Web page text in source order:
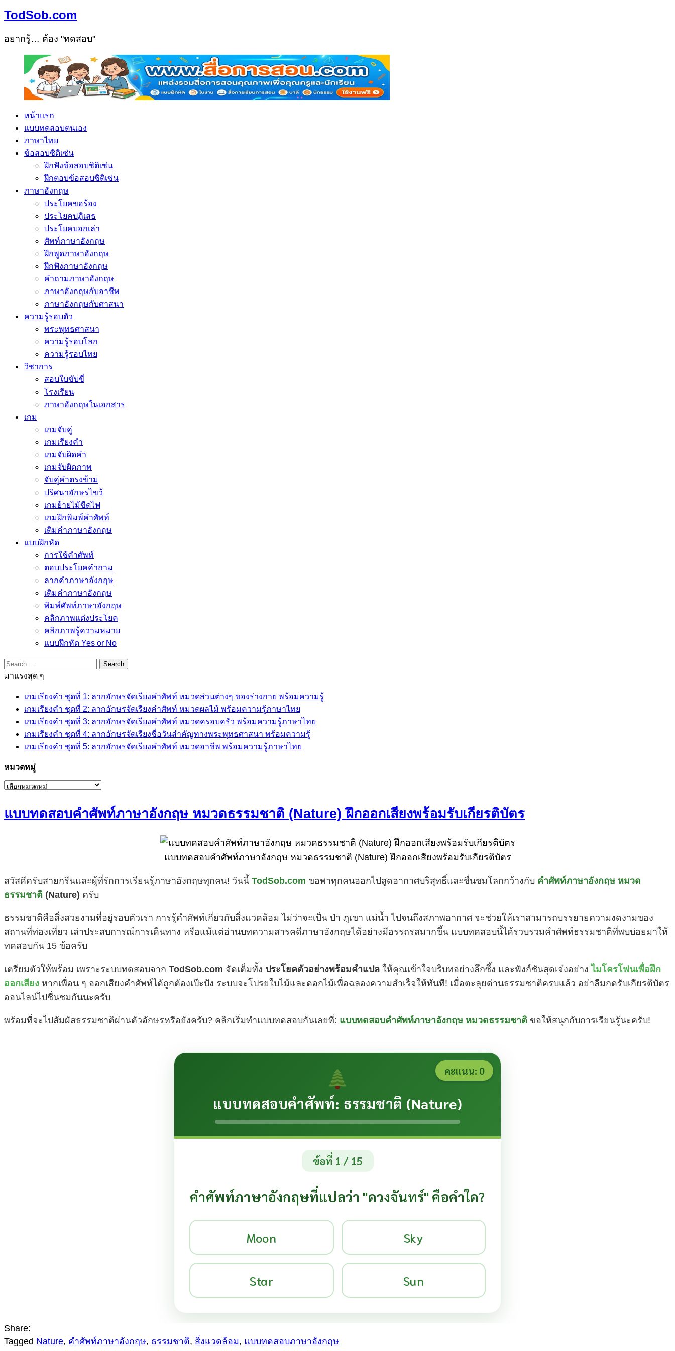
TodSob.com
อยากรู้… ต้อง "ทดสอบ"
หน้าแรก
แบบทดสอบตนเอง
ภาษาไทย
ข้อสอบซิติเซ่น
ฝึกฟังข้อสอบซิติเซ่น
ฝึกตอบข้อสอบซิติเซ่น
ภาษาอังกฤษ
ประโยคขอร้อง
ประโยคปฏิเสธ
ประโยคบอกเล่า
ศัพท์ภาษาอังกฤษ
ฝึกพูดภาษาอังกฤษ
ฝึกฟังภาษาอังกฤษ
คำถามภาษาอังกฤษ
ภาษาอังกฤษกับอาชีพ
ภาษาอังกฤษกับศาสนา
ความรู้รอบตัว
พระพุทธศาสนา
ความรู้รอบโลก
ความรู้รอบไทย
วิชาการ
สอบใบขับขี่
โรงเรียน
ภาษาอังกฤษในเอกสาร
เกม
เกมจับคู่
เกมเรียงคำ
เกมจับผิดคำ
เกมจับผิดภาพ
จับคู่คำตรงข้าม
ปริศนาอักษรไขว้
เกมย้ายไม้ขีดไฟ
เกมฝึกพิมพ์คำศัพท์
เติมคำภาษาอังกฤษ
แบบฝึกหัด
การใช้คำศัพท์
ตอบประโยคคำถาม
ลากคำภาษาอังกฤษ
เติมคำภาษาอังกฤษ
พิมพ์ศัพท์ภาษาอังกฤษ
คลิกภาพแต่งประโยค
คลิกภาพรู้ความหมาย
แบบฝึกหัด Yes or No
Search
for:
มาแรงสุด ๆ
เกมเรียงคำ ชุดที่ 1: ลากอักษรจัดเรียงคำศัพท์ หมวดส่วนต่างๆ ของร่างกาย พร้อมความรู้
เกมเรียงคำ ชุดที่ 2: ลากอักษรจัดเรียงคำศัพท์ หมวดผลไม้ พร้อมความรู้ภาษาไทย
เกมเรียงคำ ชุดที่ 3: ลากอักษรจัดเรียงคำศัพท์ หมวดครอบครัว พร้อมความรู้ภาษาไทย
เกมเรียงคำ ชุดที่ 4: ลากอักษรจัดเรียงชื่อวันสำคัญทางพระพุทธศาสนา พร้อมความรู้
เกมเรียงคำ ชุดที่ 5: ลากอักษรจัดเรียงคำศัพท์ หมวดอาชีพ พร้อมความรู้ภาษาไทย
หมวดหมู่
หมวด
แบบทดสอบคำศัพท์ภาษาอังกฤษ หมวดธรรมชาติ (Nature) ฝึกออกเสียงพร้อมรับเกียรติบัตร
แบบทดสอบคำศัพท์ภาษาอังกฤษ หมวดธรรมชาติ (Nature) ฝึกออกเสียงพร้อมรับเกียรติบัตร
สวัสดีครับสายกรีนและผู้ที่รักการเรียนรู้ภาษาอังกฤษทุกคน! วันนี้ TodSob.com ขอพาทุกคนออกไปสูดอากาศบริสุทธิ์และชื่นชมโลกกว้างกับ คำศัพท์ภาษาอังกฤษ หมวด
ธรรมชาติ (Nature) ครับ
ธรรมชาติคือสิ่งสวยงามที่อยู่รอบตัวเรา การรู้คำศัพท์เกี่ยวกับสิ่งแวดล้อม ไม่ว่าจะเป็น ป่า ภูเขา แม่น้ำ ไปจนถึงสภาพอากาศ จะช่วยให้เราสามารถบรรยายความงดงามของ
สถานที่ท่องเที่ยว เล่าประสบการณ์การเดินทาง หรือแม้แต่อ่านบทความสารคดีภาษาอังกฤษได้อย่างมีอรรถรสมากขึ้น แบบทดสอบนี้ได้รวบรวมคำศัพท์ธรรมชาติที่พบบ่อยมาให้
ทดสอบกัน 15 ข้อครับ
เตรียมตัวให้พร้อม เพราะระบบทดสอบจาก TodSob.com จัดเต็มทั้ง ประโยคตัวอย่างพร้อมคำแปล ให้คุณเข้าใจบริบทอย่างลึกซึ้ง และฟังก์ชันสุดเจ๋งอย่าง ไมโครโฟนเพื่อฝึก
ออกเสียง หากเพื่อน ๆ ออกเสียงคำศัพท์ได้ถูกต้องเป๊ะปัง ระบบจะโปรยใบไม้และดอกไม้เพื่อฉลองความสำเร็จให้ทันที! เมื่อตะลุยด่านธรรมชาติครบแล้ว อย่าลืมกดรับเกียรติบัตร
ออนไลน์ไปชื่นชมกันนะครับ
พร้อมที่จะไปสัมผัสธรรมชาติผ่านตัวอักษรหรือยังครับ? คลิกเริ่มทำแบบทดสอบกันเลยที่: แบบทดสอบคำศัพท์ภาษาอังกฤษ หมวดธรรมชาติ ขอให้สนุกกับการเรียนรู้นะครับ!
แบบทดสอบคำศัพท์: ธรรมชาติ (Nature)
คะแนน: 0
ข้อที่ 1 / 15
คำศัพท์ภาษาอังกฤษที่แปลว่า "ดวงจันทร์" คือคำใด?
Moon Sky
Star Sun
Share:
Tagged Nature, คำศัพท์ภาษาอังกฤษ, ธรรมชาติ, สิ่งแวดล้อม, แบบทดสอบภาษาอังกฤษ